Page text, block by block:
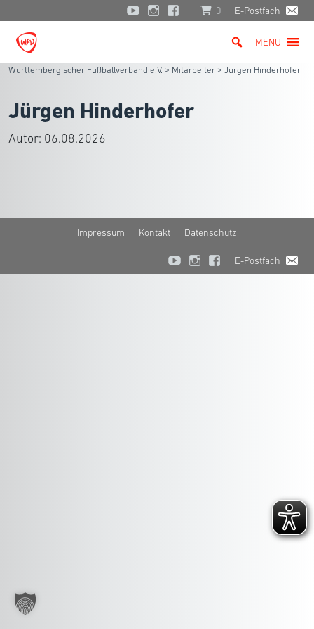
0 E-Postfach
MENU
Württembergischer Fußballverband e.V. > Mitarbeiter > Jürgen Hinderhofer
Jürgen Hinderhofer
Autor: 06.08.2026
Impressum Kontakt Datenschutz
E-Postfach